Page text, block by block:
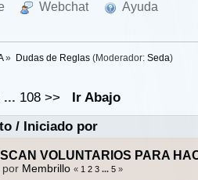
Webchat Ayuda
» Dudas de Reglas(Moderador: Seda)
... 108 >>
Ir Abajo
/ Iniciado por
VOLUNTARIOS PARA
por Membrillo « 1 2 3 ... 5 »